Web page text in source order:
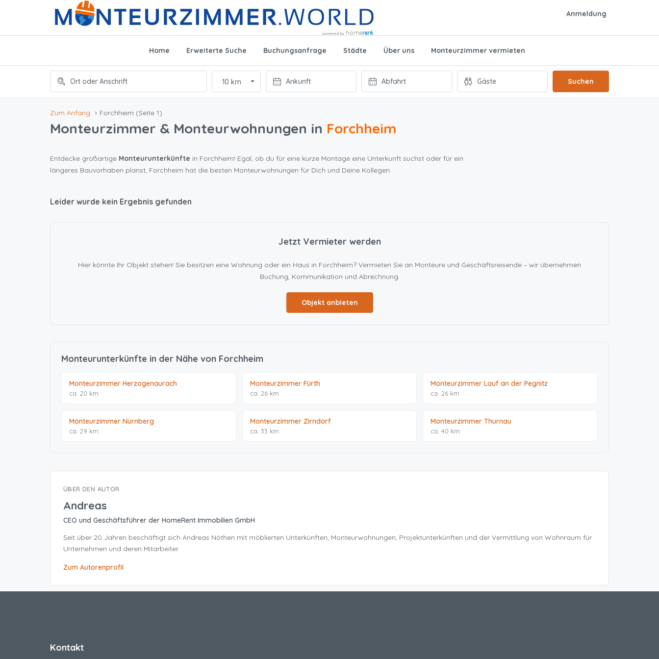
Anmeldung
Home Erweiterte Suche Buchungsanfrage Städte Über uns Monteurzimmer vermieten
10 km Suchen
Zum Anfang Forchheim (Seite 1)
Monteurzimmer & Monteurwohnungen in Forchheim
Entdecke großartige Monteurunterkünfte in Forchheim! Egal, ob du für eine kurze Montage eine Unterkunft suchst oder für ein
längeres Bauvorhaben planst, Forchheim hat die besten Monteurwohnungen für Dich und Deine Kollegen.
Leider wurde kein Ergebnis gefunden
Jetzt Vermieter werden
Hier könnte Ihr Objekt stehen! Sie besitzen eine Wohnung oder ein Haus in Forchheim? Vermieten Sie an Monteure und Geschäftsreisende – wir übernehmen
Buchung, Kommunikation und Abrechnung.
Objekt anbieten
Monteurunterkünfte in der Nähe von Forchheim
Monteurzimmer Herzogenaurach
ca. 20 km
Monteurzimmer Fürth
ca. 26 km
Monteurzimmer Lauf an der Pegnitz
ca. 26 km
Monteurzimmer Nürnberg
ca. 29 km
Monteurzimmer Zirndorf
ca. 33 km
Monteurzimmer Thurnau
ca. 40 km
ÜBER DEN AUTOR
Andreas
CEO und Geschäftsführer der HomeRent Immobilien GmbH
Seit über 20 Jahren beschäftigt sich Andreas Nöthen mit möblierten Unterkünften, Monteurwohnungen, Projektunterkünften und der Vermittlung von Wohnraum für
Unternehmen und deren Mitarbeiter.
Zum Autorenprofil
Kontakt